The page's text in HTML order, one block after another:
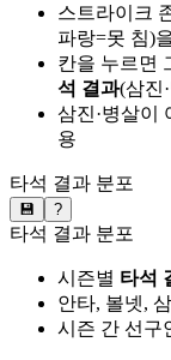
스트라이크
파랑=못 침)
칸을 누르면
석 결과(삼진
삼진·병살이
용
타석 결과 분포
💾 ?
타석 결과 분포
시즌별 타석
안타, 볼넷,
시즌 간 선구